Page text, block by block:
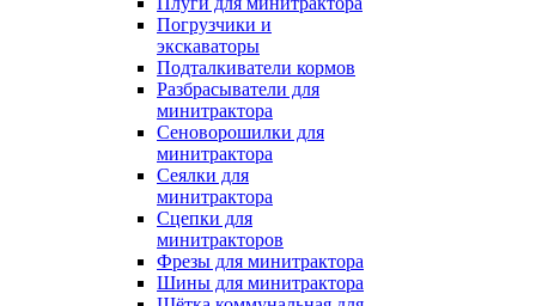
Погрузчики и
экскаваторы
Подталкиватели кормов
Разбрасыватели для
минитрактора
Сеноворошилки для
минитрактора
Сеялки для
минитрактора
Сцепки для
минитракторов
Фрезы для минитрактора
Шины для минитрактора